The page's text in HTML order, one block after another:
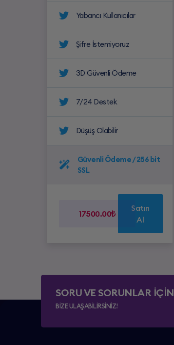
Yabancı Kullanıcılar
Şifre İstemiyoruz
3D Güvenli Ödeme
7/24 Destek
Düşüş Olabilir
Güvenli Ödeme / 256 bit
SSL
17500.00₺
Satın
Al
SORU VE SORUNLAR İÇİN
BİZE ULAŞABİLİRSİNİZ!